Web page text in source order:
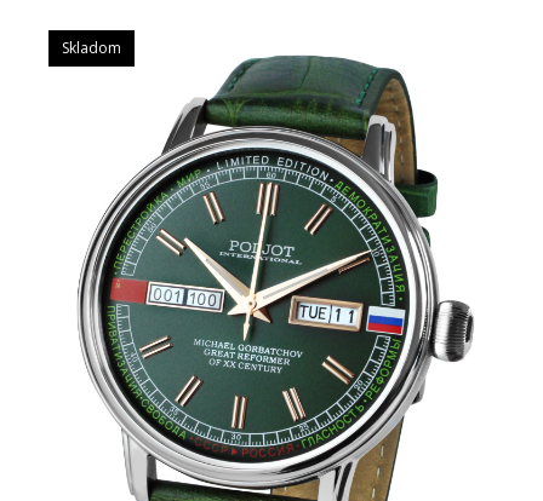
Skladom